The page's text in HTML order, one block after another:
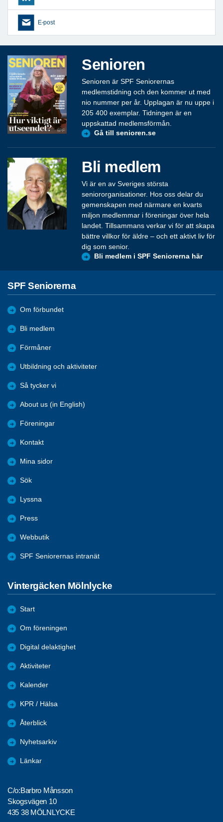
E-post
Senioren
Senioren är SPF Seniorernas
medlemstidning och den kommer ut med
nio nummer per år. Upplagan är nu uppe i
205 400 exemplar. Tidningen är en
uppskattad medlemsförmån.
Gå till senioren.se
Bli medlem
Vi är en av Sveriges största
seniororganisationer. Hos oss delar du
gemenskapen med närmare en kvarts
miljon medlemmar i föreningar över hela
landet. Tillsammans verkar vi för att skapa
bättre villkor för äldre – och ett aktivt liv för
dig som senior.
Bli medlem i SPF Seniorerna här
SPF Seniorerna
Om förbundet
Bli medlem
Förmåner
Utbildning och aktiviteter
Så tycker vi
About us (in English)
Föreningar
Kontakt
Mina sidor
Sök
Lyssna
Press
Webbutik
SPF Seniorernas intranät
Vintergäcken Mölnlycke
Start
Om föreningen
Digital delaktighet
Aktiviteter
Kalender
KPR / Hälsa
Återblick
Nyhetsarkiv
Länkar
C/o:Barbro Månsson
Skogsvägen 10
435 38 MÖLNLYCKE